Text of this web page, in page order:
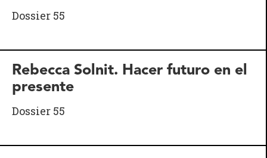
Dossier 55
Rebecca Solnit. Hacer futuro en el
presente
Dossier 55